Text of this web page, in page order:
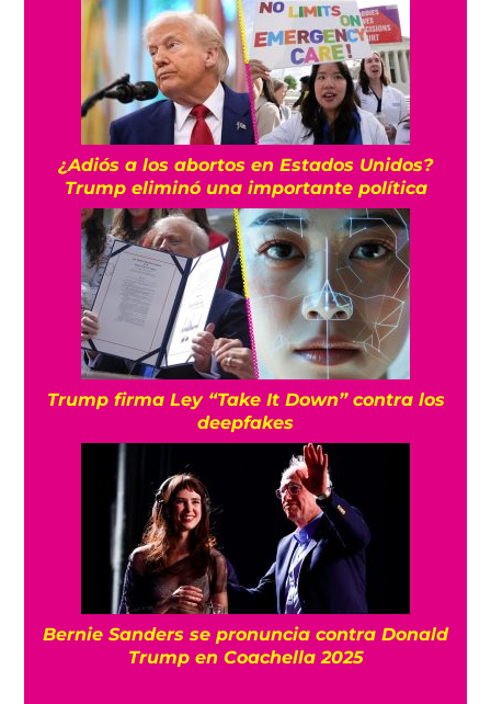
¿Adiós a los abortos en Estados Unidos?
Trump eliminó una importante política
Trump firma Ley “Take It Down” contra los
deepfakes
Bernie Sanders se pronuncia contra Donald
Trump en Coachella 2025